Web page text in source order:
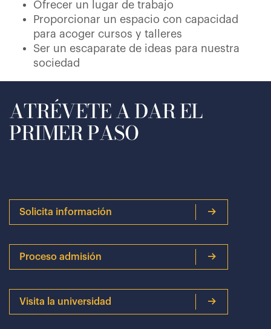
Ofrecer un lugar de trabajo
Proporcionar un espacio con capacidad
para acoger cursos y talleres
Ser un escaparate de ideas para nuestra
sociedad
ATRÉVETE A DAR EL
PRIMER PASO
Solicita información
Proceso admisión
Visita la universidad